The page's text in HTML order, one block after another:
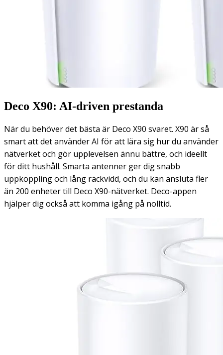
Deco X90: AI-driven prestanda
När du behöver det bästa är Deco X90 svaret. X90 är så
smart att det använder AI för att lära sig hur du använder
nätverket och gör upplevelsen ännu bättre, och ideellt
för ditt hushåll. Smarta antenner ger dig snabb
uppkoppling och lång räckvidd, och du kan ansluta fler
än 200 enheter till Deco X90-nätverket. Deco-appen
hjälper dig också att komma igång på nolltid.